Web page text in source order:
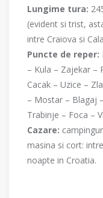
Lungime tura:
(evident si trist,
intre Craiova si
Puncte de reper:
– Kula – Zajekar –
Cacak – Uzice –
– Mostar – Blagaj
Trabinje – Foca –
Cazare:
masina si cort:
noapte in Croatia.